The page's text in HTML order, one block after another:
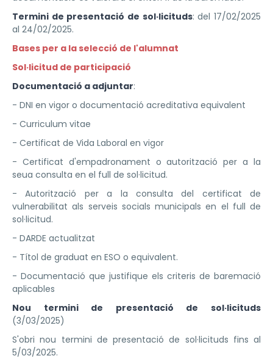
Termini de presentació de sol·licituds: del 17/02/2025
al 24/02/2025.
Bases per a la selecció de l'alumnat
Sol·licitud de participació
Documentació a adjuntar:
- DNI en vigor o documentació acreditativa equivalent
- Curriculum vitae
- Certificat de Vida Laboral en vigor
- Certificat d'empadronament o autorització per a la
seua consulta en el full de sol·licitud.
- Autorització per a la consulta del certificat de
vulnerabilitat als serveis socials municipals en el full de
sol·licitud.
- DARDE actualitzat
- Títol de graduat en ESO o equivalent.
- Documentació que justifique els criteris de baremació
aplicables
Nou termini de presentació de sol·licituds
(3/03/2025)
S'obri nou termini de presentació de sol·licituds fins al
5/03/2025.